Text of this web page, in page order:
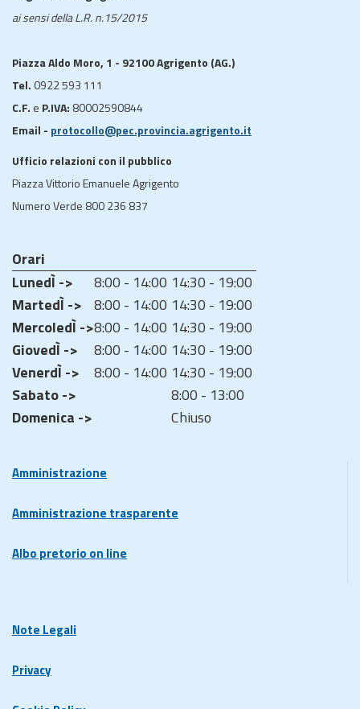
ai sensi della L.R. n.15/2015
Piazza Aldo Moro, 1 - 92100 Agrigento (AG.)
Tel. 0922 593 111
C.F. e P.IVA: 80002590844
Email - protocollo@pec.provincia.agrigento.it
Ufficio relazioni con il pubblico
Piazza Vittorio Emanuele Agrigento
Numero Verde 800 236 837
Orari
LunedÌ ->
8:00 - 14:00 14:30 - 19:00
MartedÌ -> 8:00 - 14:00 14:30 - 19:00
MercoledÌ ->8:00 - 14:00 14:30 - 19:00
GiovedÌ ->
8:00 - 14:00 14:30 - 19:00
VenerdÌ ->
8:00 - 14:00 14:30 - 19:00
Sabato ->
8:00 - 13:00
Domenica ->
Chiuso
Amministrazione
Amministrazione trasparente
Albo pretorio on line
Note Legali
Privacy